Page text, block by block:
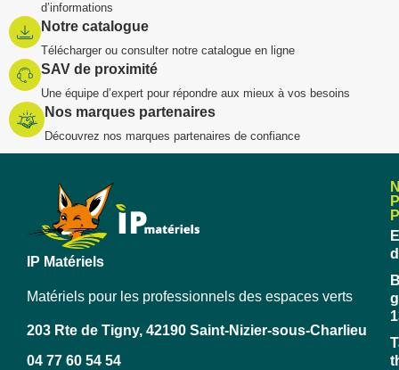
d’informations
Notre catalogue
Télécharger ou consulter notre catalogue en ligne
SAV de proximité
Une équipe d’expert pour répondre aux mieux à vos besoins
Nos marques partenaires
Découvrez nos marques partenaires de confiance
IP Matériels
Matériels pour les professionnels des espaces verts
203 Rte de Tigny, 42190 Saint-Nizier-sous-Charlieu
04 77 60 54 54